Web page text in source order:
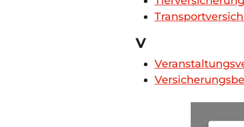
V